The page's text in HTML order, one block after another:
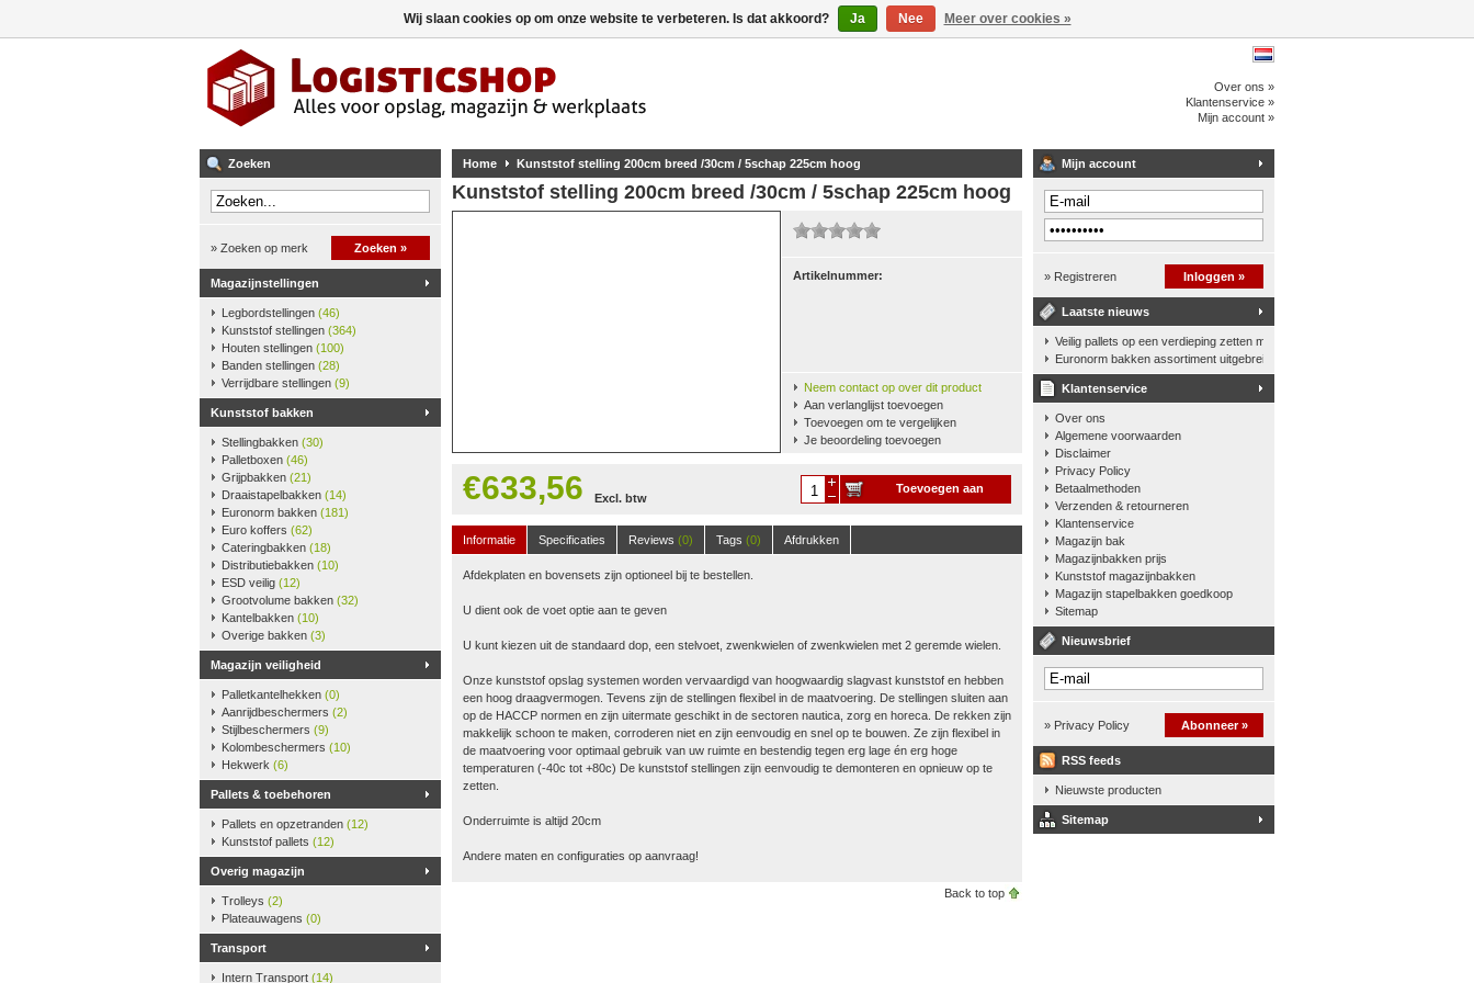
Over ons »
Klantenservice »
Mijn account »
Zoeken
» Zoeken op merk Zoeken »
Magazijnstellingen
Legbordstellingen (46)
Kunststof stellingen (364)
Houten stellingen (100)
Banden stellingen (28)
Verrijdbare stellingen (9)
Kunststof bakken
Stellingbakken (30)
Palletboxen (46)
Grijpbakken (21)
Draaistapelbakken (14)
Euronorm bakken (181)
Euro koffers (62)
Cateringbakken (18)
Distributiebakken (10)
ESD veilig (12)
Grootvolume bakken (32)
Kantelbakken (10)
Overige bakken (3)
Magazijn veiligheid
Palletkantelhekken (0)
Aanrijdbeschermers (2)
Stijlbeschermers (9)
Kolombeschermers (10)
Hekwerk (6)
Pallets & toebehoren
Pallets en opzetranden (12)
Kunststof pallets (12)
Overig magazijn
Trolleys (2)
Plateauwagens (0)
Transport
Intern Transport (14)
Home Kunststof stelling 200cm breed /30cm / 5schap 225cm hoog
Kunststof stelling 200cm breed /30cm / 5schap 225cm hoog
Artikelnummer:
Neem contact op over dit product
Aan verlanglijst toevoegen
Toevoegen om te vergelijken
Je beoordeling toevoegen
€633,56 Excl. btw
Toevoegen aan
Informatie
Specificaties Reviews (0) Tags (0) Afdrukken
Afdekplaten en bovensets zijn optioneel bij te bestellen.
U dient ook de voet optie aan te geven
U kunt kiezen uit de standaard dop, een stelvoet, zwenkwielen of zwenkwielen met 2 geremde wielen.
Onze kunststof opslag systemen worden vervaardigd van hoogwaardig slagvast kunststof en hebben
een hoog draagvermogen. Tevens zijn de stellingen flexibel in de maatvoering. De stellingen sluiten aan
op de HACCP normen en zijn uitermate geschikt in de sectoren nautica, zorg en horeca. De rekken zijn
makkelijk schoon te maken, corroderen niet en zijn eenvoudig en snel op te bouwen. Ze zijn flexibel in
de maatvoering voor optimaal gebruik van uw ruimte en bestendig tegen erg lage én erg hoge
temperaturen (-40c tot +80c) De kunststof stellingen zijn eenvoudig te demonteren en opnieuw op te
zetten.
Onderruimte is altijd 20cm
Andere maten en configuraties op aanvraag!
Back to top
Mijn account
» Registreren Inloggen »
Laatste nieuws
Veilig pallets op een verdieping zetten met een palletkantelhek
Euronorm bakken assortiment uitgebreid
Klantenservice
Over ons
Algemene voorwaarden
Disclaimer
Privacy Policy
Betaalmethoden
Verzenden & retourneren
Klantenservice
Magazijn bak
Magazijnbakken prijs
Kunststof magazijnbakken
Magazijn stapelbakken goedkoop
Sitemap
Nieuwsbrief
» Privacy Policy Abonneer »
RSS feeds
Nieuwste producten
Sitemap
Wij slaan cookies op om onze website te verbeteren. Is dat akkoord? Ja Nee Meer over cookies »